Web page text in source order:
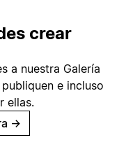
crear
a nuestra Galería
e incluso
ellas.
→